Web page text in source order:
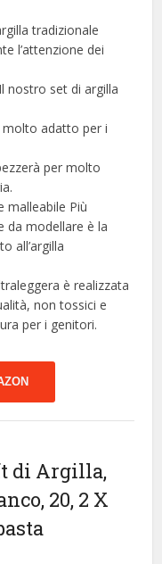
tradizionale
l’attenzione dei
nostro set di argilla
molto adatto per i
per molto
malleabile Più
da modellare è la
all’argilla
è realizzata
non tossici e
per i genitori.
di Argilla,
20, 2 X